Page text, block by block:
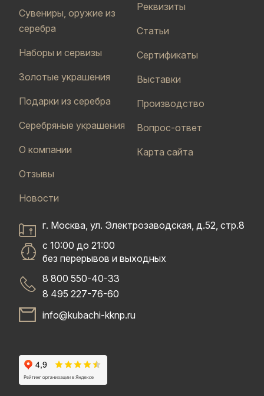
Сувениры, оружие из
серебра
Наборы и сервизы
Золотые украшения
Подарки из серебра
Серебряные украшения
О компании
Отзывы
Новости
Реквизиты
Статьи
Сертификаты
Выставки
Производство
Вопрос-ответ
Карта сайта
г. Москва, ул. Электрозаводская, д.52, стр.8
с 10:00 до 21:00
без перерывов и выходных
8 800 550-40-33
8 495 227-76-60
info@kubachi-kknp.ru